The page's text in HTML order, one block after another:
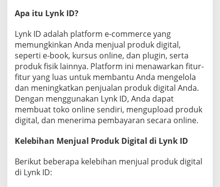
n
n
g
k
a
p
Apa itu Lynk ID?
Lynk ID adalah platform e-commerce yang
memungkinkan Anda menjual produk digital,
seperti e-book, kursus online, dan plugin, serta
produk fisik lainnya. Platform ini menawarkan fitur-
fitur yang luas untuk membantu Anda mengelola
dan meningkatkan penjualan produk digital Anda.
Dengan menggunakan Lynk ID, Anda dapat
membuat toko online sendiri, mengupload produk
digital, dan menerima pembayaran secara online.
Kelebihan Menjual Produk Digital di Lynk ID
Berikut beberapa kelebihan menjual produk digital
di Lynk ID: